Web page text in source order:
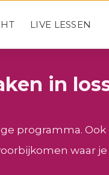
LIVE LESSEN
in
programma. Ook
waar